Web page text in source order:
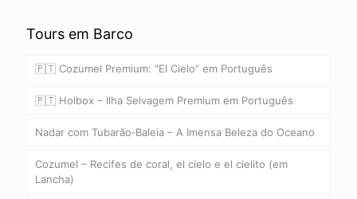
Tours em Barco
🇵🇹 Cozumel Premium: “El Cielo” em Português
🇵🇹 Holbox – Ilha Selvagem Premium em Português
Nadar com Tubarão‑Baleia – A Imensa Beleza do Oceano
Cozumel – Recifes de coral, el cielo e el cielito (em
Lancha)